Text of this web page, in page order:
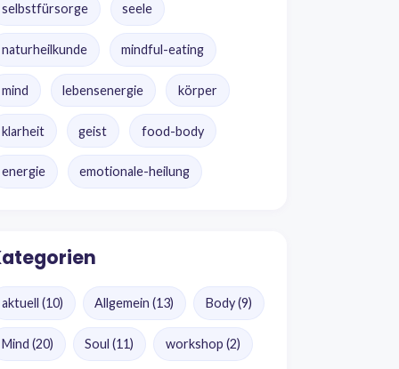
selbstfürsorge seele
naturheilkunde mindful-eating
mind lebensenergie körper
klarheit geist food-body
energie emotionale-heilung
aktuell (10) Allgemein(13) Body(9)
Mind (20) Soul(11) workshop (2)